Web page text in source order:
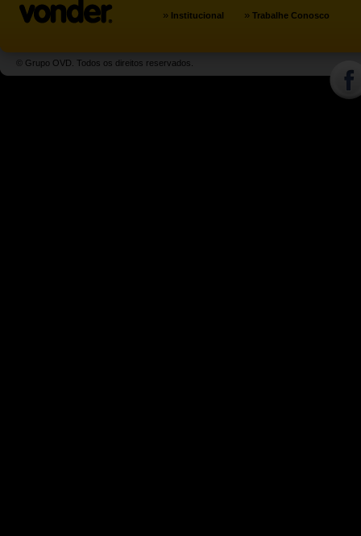
» Institucional » Trabalhe Conosco
© Grupo OVD. Todos os direitos reservados.